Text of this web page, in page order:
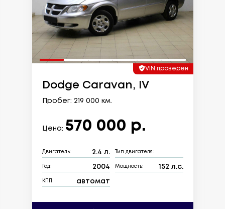
VIN проверен
Dodge Caravan, IV
Пробег: 219 000 км.
Цена: 570 000 р.
Двигатель: 2.4 л. Тип двигателя:
Год: 2004 Мощность: 152 л.с.
КПП: автомат